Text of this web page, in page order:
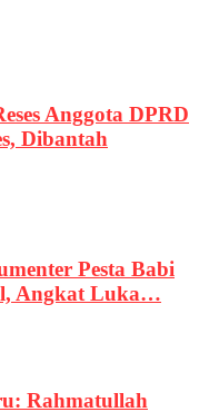
Anggota DPRD
Dibantah
Pesta Babi
Angkat Luka…
Rahmatullah